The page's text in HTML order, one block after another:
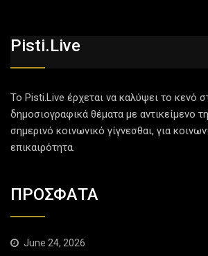
Pisti.live
Το Pisti.Live έρχεται να καλύψει το κενό
δημοσιογραφικά θέματα με αντικείμενο
σημερινό κοινωνικό γίγνεσθαι, για
επικαιρότητα.
ΠΡΟΣΦΑΤΑ
June 24, 2026